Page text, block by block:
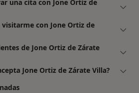
una cita con Jone Ortiz de
con Jone Ortiz de
de Jone Ortiz de Zárate
Jone Ortiz de Zárate Villa?